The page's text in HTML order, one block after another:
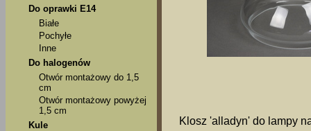
Do oprawki E14
Białe
Pochyłe
Inne
Do halogenów
Otwór montażowy do 1,5
cm
Otwór montażowy powyżej
1,5 cm
Kule
Klosz 'alladyn' do lampy